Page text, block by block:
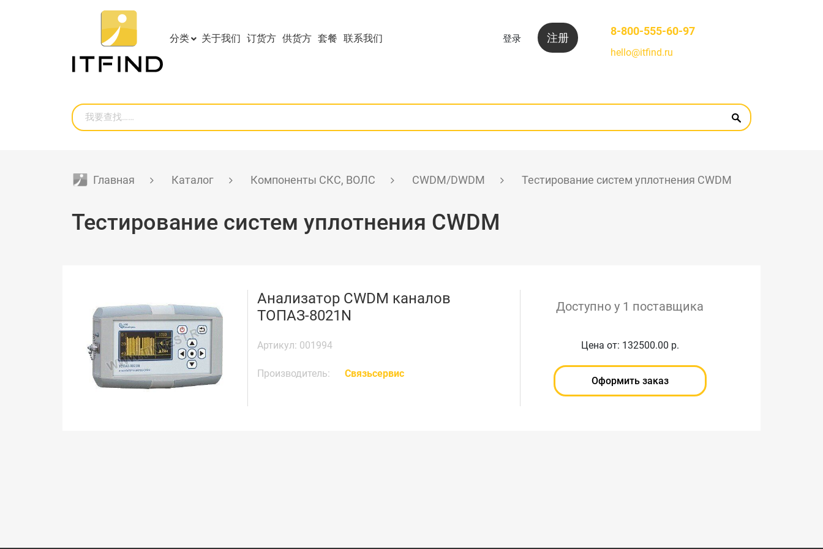
分类 关于我们 订货方 供货方 套餐 联系我们 登录 注册
8-800-555-60-97
hello@itfind.ru
Главная Каталог Компоненты СКС, ВОЛС CWDM/DWDM Тестирование систем уплотнения CWDM
Тестирование систем уплотнения CWDM
Анализатор CWDM каналов
ТОПАЗ-8021N
Артикул: 001994
Производитель: Связьсервис
Доступно у 1 поставщика
Цена от: 132500.00 р.
Оформить заказ